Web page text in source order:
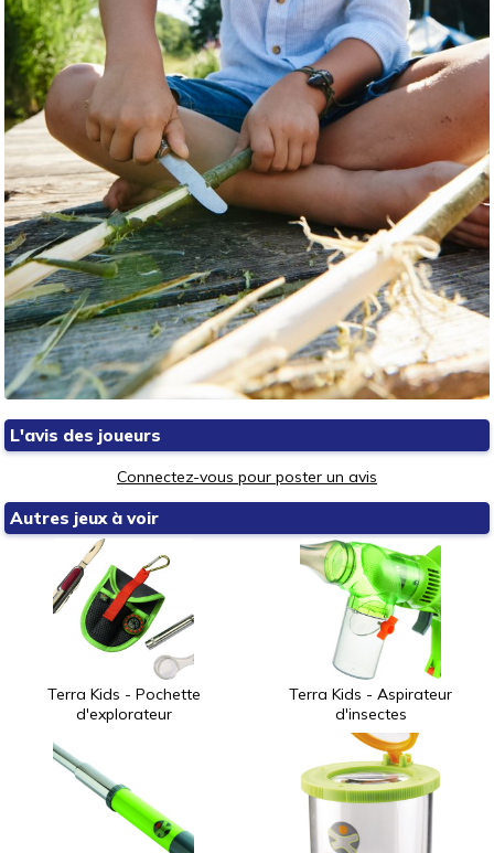
L'avis des joueurs
Connectez-vous pour poster un avis
Autres jeux à voir
Terra Kids - Pochette
d'explorateur
Terra Kids - Aspirateur
d'insectes